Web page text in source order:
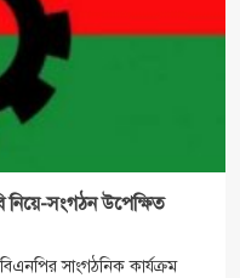
নিয়ে-সংগঠন উপেক্ষিত
সাংগঠনিক কার্যক্রম